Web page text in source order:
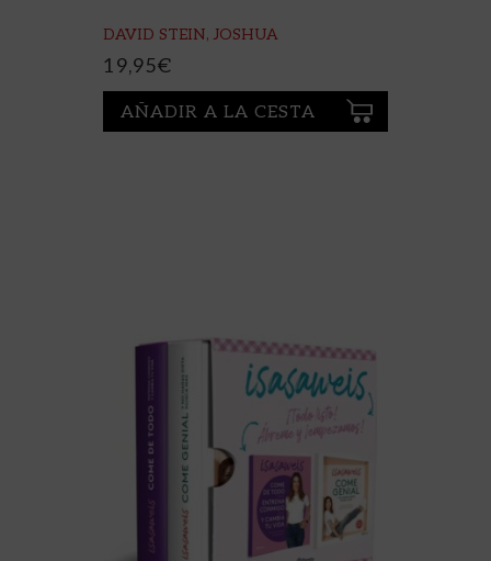
DAVID STEIN, JOSHUA
19,95€
AÑADIR A LA CESTA